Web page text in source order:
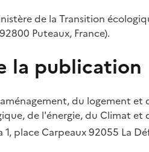
de la Transition
Puteaux, France).
la publication
du logement
de l'énergie, du Climat et
1, place Carpeaux 92055 La